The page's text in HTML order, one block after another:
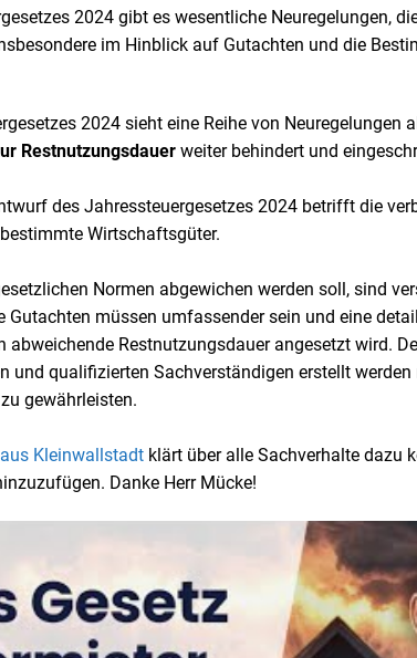
2024 gibt es wesentliche Neuregelungen,
im Hinblick auf Gutachten und die
2024 sieht eine Reihe von Neuregelungen
Restnutzungsdauer weiter behindert und
des Jahressteuergesetzes 2024 betrifft die
Wirtschaftsgüter.
Normen abgewichen werden soll, sind
Gutachten müssen umfassender sein und eine
abweichende Restnutzungsdauer angesetzt wird.
und qualifizierten Sachverständigen erstellt
gewährleisten.
Kleinwallstadt klärt über alle Sachverhalte dazu
Danke Herr Mücke!